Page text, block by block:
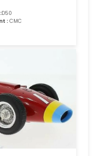
D50
:CMC